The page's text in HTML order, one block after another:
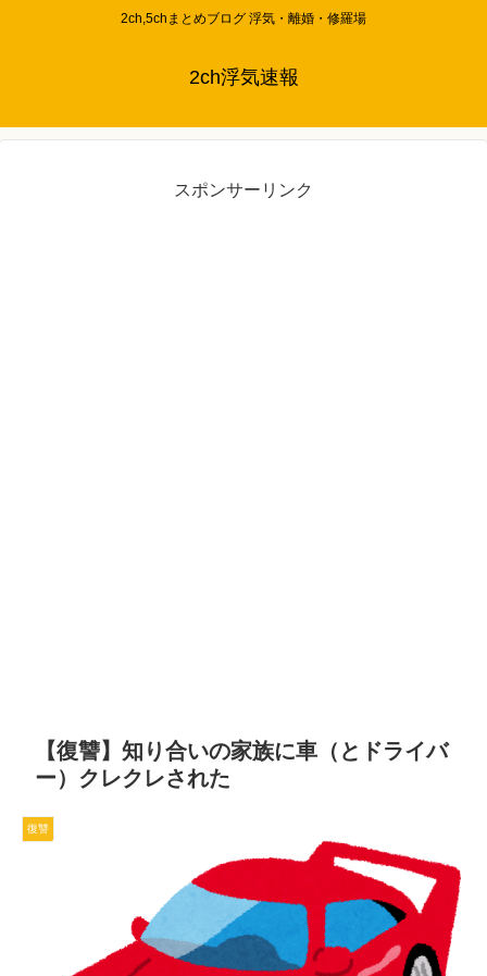
2ch,5chまとめブログ 浮気・離婚・修羅場
2ch浮気速報
スポンサーリンク
【復讐】知り合いの家族に車（とドライバ
ー）クレクレされた
復讐